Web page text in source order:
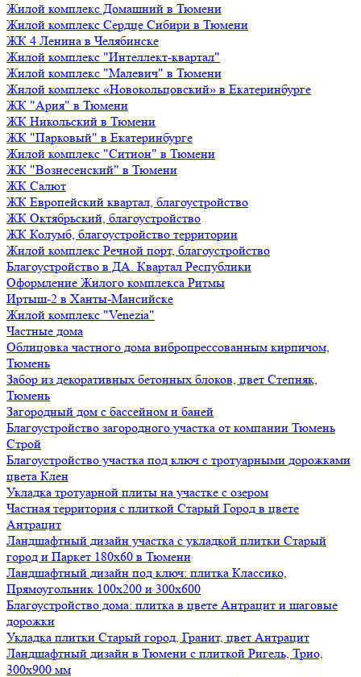
Жилой комплекс Домашний в Тюмени
Жилой комплекс Сердце Сибири в Тюмени
ЖК 4 Ленина в Челябинске
Жилой комплекс "Интеллект-квартал"
Жилой комплекс "Малевич" в Тюмени
Жилой комплекс «Новокольцовский» в Екатеринбурге
ЖК "Ария" в Тюмени
ЖК Никольский в Тюмени
ЖК "Парковый" в Екатеринбурге
Жилой комплекс "Ситион" в Тюмени
ЖК "Вознесенский" в Тюмени
ЖК Салют
ЖК Европейский квартал, благоустройство
ЖК Октябрьский, благоустройство
ЖК Колумб, благоустройство территории
Жилой комплекс Речной порт, благоустройство
Благоустройство в ДА. Квартал Республики
Оформление Жилого комплекса Ритмы
Иртыш-2 в Ханты-Мансийске
Жилой комплекс "Venezia"
Частные дома
Облицовка частного дома вибропрессованным кирпичом,
Тюмень
Забор из декоративных бетонных блоков, цвет Степняк,
Тюмень
Загородный дом с бассейном и баней
Благоустройство загородного участка от компании Тюмень
Строй
Благоустройство участка под ключ с тротуарными дорожками
цвета Клен
Укладка тротуарной плиты на участке с озером
Частная территория с плиткой Старый Город в цвете
Антрацит
Ландшафтный дизайн участка с укладкой плитки Старый
город и Паркет 180х60 в Тюмени
Ландшафтный дизайн под ключ: плитка Классико,
Прямоугольник 100х200 и 300х600
Благоустройство дома: плитка в цвете Антрацит и шаговые
дорожки
Укладка плитки Старый город, Гранит, цвет Антрацит
Ландшафтный дизайн в Тюмени с плиткой Ригель, Трио,
300х900 мм